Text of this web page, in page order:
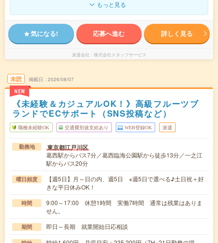
もっと見る
気になる! 応募へ進む 詳しく見る
派遣会社 株式会社スタッフサービス
未読
NEW
掲載日 2026/08/07
《未経験＆カジュアルOK！》高級フルーツブ
ランドでECサポート（SNS投稿など）
職種未経験OK 交通費別途支給あり WEB登録OK 派遣
勤務地 東京都江戸川区
葛西駅からバス7分／葛西臨海公園駅から徒歩13分／一之江
駅からバス20分
曜日頻度
【週5日】月～日の内、週5日 ※週5日で選べる♪土日祝＋好
きな平日休みOK！
時間
9:00～17:00 休憩1時間 実働7時間 通常は残業はありま
せん。
期間 即日～長期 就業開始日応相談